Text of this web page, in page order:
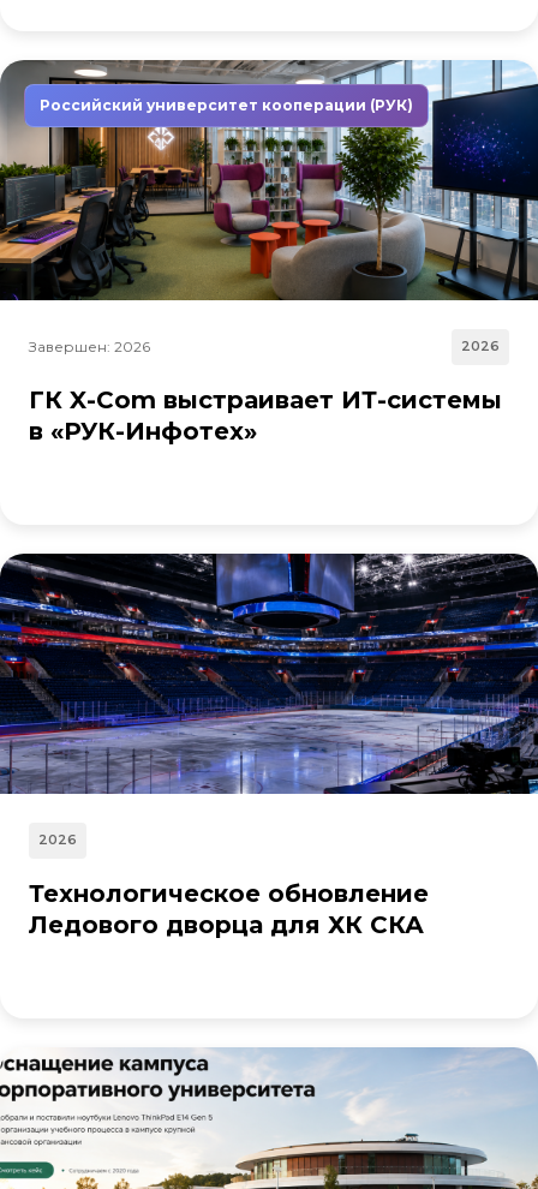
Российский университет кооперации (РУК)
Завершен: 2026 2026
ГК X-Com выстраивает ИТ-системы
в «РУК-Инфотех»
2026
Технологическое обновление
Ледового дворца для ХК СКА